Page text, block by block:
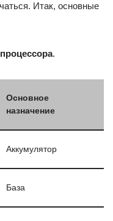
Итак, основные
.
Основное
назначение
Аккумулятор
База